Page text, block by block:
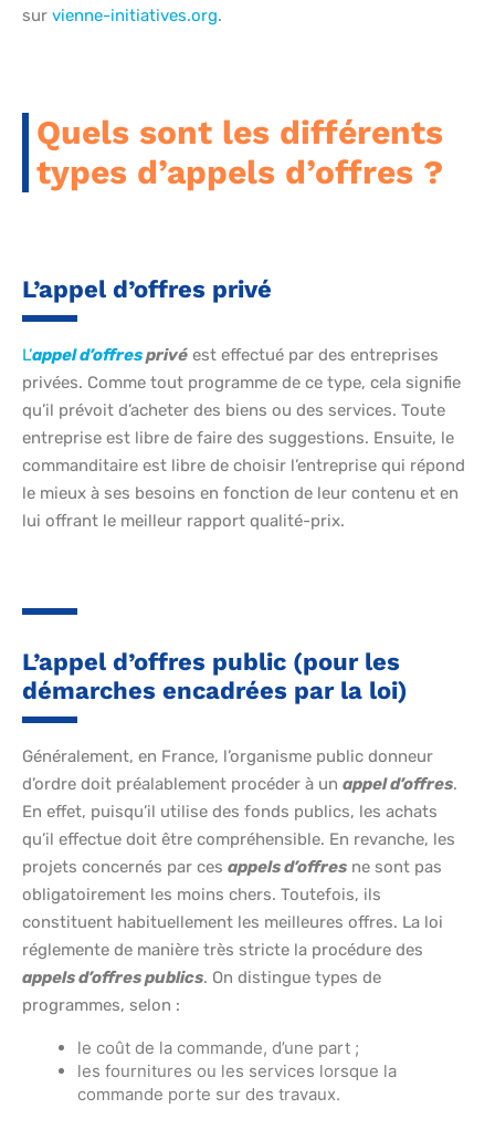
sur vienne-initiatives.org.
Quels sont les différents
types d’appels d’offres ?
L’appel d’offres privé
L’appel d’offresprivé est effectué par des entreprises
privées. Comme tout programme de ce type, cela signifie
qu’il prévoit d’acheter des biens ou des services. Toute
entreprise est libre de faire des suggestions. Ensuite, le
commanditaire est libre de choisir l’entreprise qui répond
le mieux à ses besoins en fonction de leur contenu et en
lui offrant le meilleur rapport qualité-prix.
L’appel d’offres public (pour les
démarches encadrées par la loi)
Généralement, en France, l’organisme public donneur
d’ordre doit préalablement procéder à un appel d’offres.
En effet, puisqu’il utilise des fonds publics, les achats
qu’il effectue doit être compréhensible. En revanche, les
projets concernés par ces appels d’offres ne sont pas
obligatoirement les moins chers. Toutefois, ils
constituent habituellement les meilleures offres. La loi
réglemente de manière très stricte la procédure des
appels d’offres publics. On distingue types de
programmes, selon :
le coût de la commande, d’une part ;
les fournitures ou les services lorsque la
commande porte sur des travaux.